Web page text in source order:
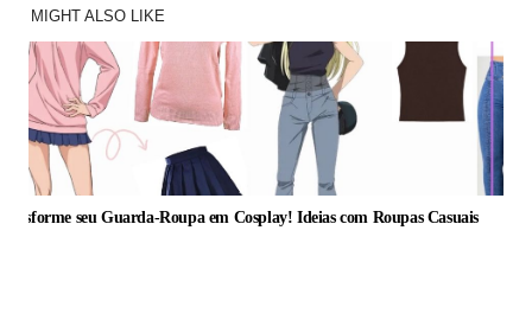
MIGHT ALSO LIKE
seu Guarda-Roupa em Cosplay! Ideias com Roupas Casuais